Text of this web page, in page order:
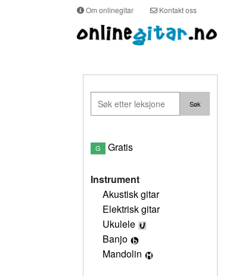
Om onlinegitar Kontakt oss
G Gratis
Instrument
Akustisk gitar
Elektrisk gitar
Ukulele
Banjo
Mandolin